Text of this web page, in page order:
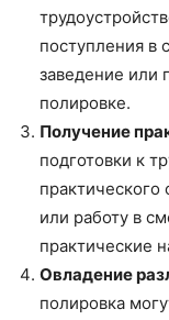
поступления в
заведение или
полировке.
Получение
подготовки к
практического
или работу в
практические
Овладение
полировка